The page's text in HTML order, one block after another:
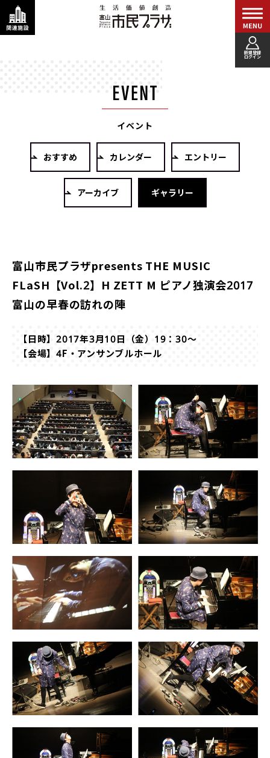
新規登録
ログイン
イベント
おすすめ カレンダー エントリー
アーカイブ ギャラリー
富山市民プラザpresents THE MUSIC
FLaSH【Vol.2】H ZETT M ピアノ独演会2017
富山の早春の訪れの陣
【日時】2017年3月10日（金）19：30〜
【会場】4F・アンサンブルホール